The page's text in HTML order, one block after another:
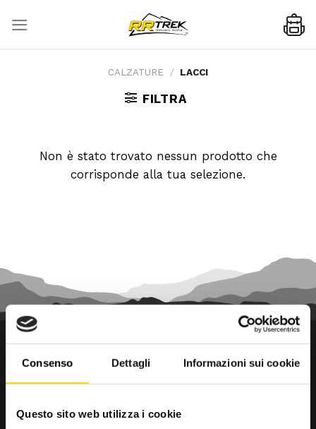
Consenso Dettagli Informazioni sui cookie
Questo sito web utilizza i cookie
content
CALZATURE / LACCI
FILTRA
Non è stato trovato nessun prodotto che
corrisponde alla tua selezione.